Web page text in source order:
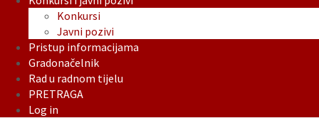
Konkursi
Javni pozivi
Pristup informacijama
Gradonačelnik
Rad u radnom tijelu
PRETRAGA
Log in